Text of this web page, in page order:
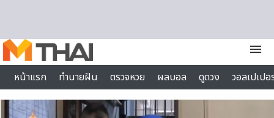
menu
หน้าแรก
ทำนายฝัน ตรวจหวย ผลบอล ดูดวง
วอลเปเป
ไลฟ์สไตล์